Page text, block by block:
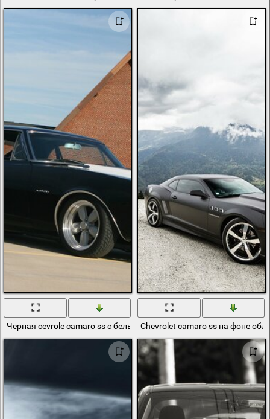
Черная cevrole camaro ss с белыми полосами на капоте
Chevrolet camaro ss на фоне